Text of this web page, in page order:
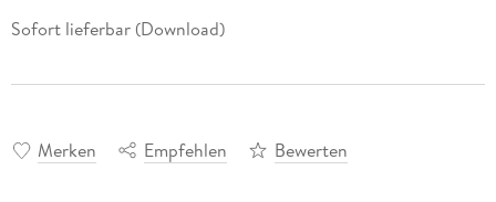
Sofort lieferbar (Download)
Merken Empfehlen Bewerten